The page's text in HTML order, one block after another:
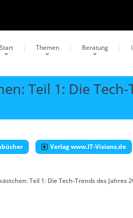
Start Themen Beratung
Teil 1: Die
Verlag www.IT-Visions.de
Teil 1: Die Tech-Trends des Jahres